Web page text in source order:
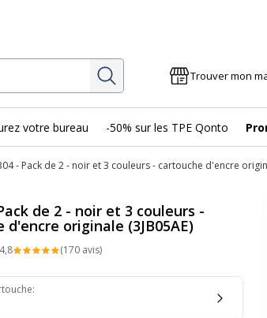
Rechercher Trouver mon
votre bureau -50% sur les TPE Qonto
- Pack de 2 - noir et 3 couleurs - cartouche d'encre
de 2 - noir et 3 couleurs -
d'encre originale (3JB05AE)
4,8 (170 avis)
: